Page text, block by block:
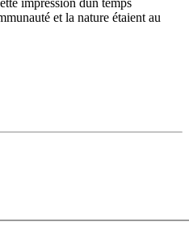
impression dun temps
et la nature étaient au